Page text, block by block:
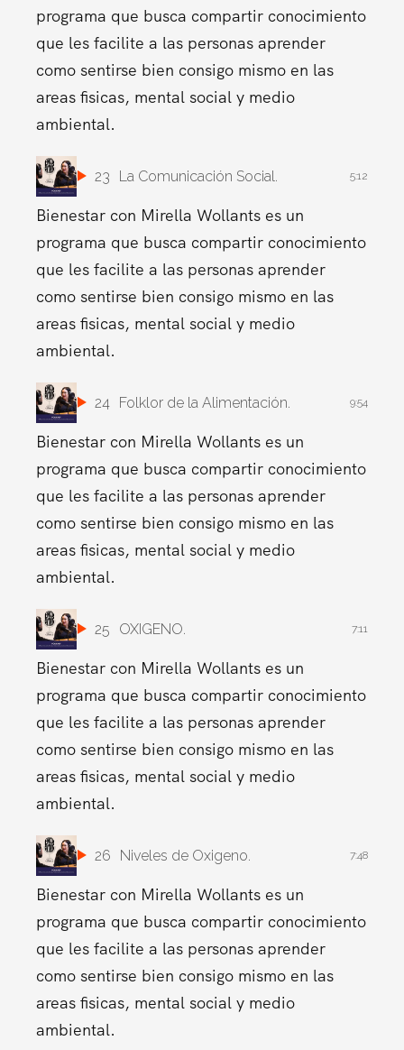
programa que busca compartir conocimiento
que les facilite a las personas aprender
como sentirse bien consigo mismo en las
areas fisicas, mental social y medio
ambiental.
23 La Comunicación Social. 5:12
Bienestar con Mirella Wollants es un
programa que busca compartir conocimiento
que les facilite a las personas aprender
como sentirse bien consigo mismo en las
areas fisicas, mental social y medio
ambiental.
24 Folklor de la Alimentación. 9:54
Bienestar con Mirella Wollants es un
programa que busca compartir conocimiento
que les facilite a las personas aprender
como sentirse bien consigo mismo en las
areas fisicas, mental social y medio
ambiental.
25 OXIGENO. 7:11
Bienestar con Mirella Wollants es un
programa que busca compartir conocimiento
que les facilite a las personas aprender
como sentirse bien consigo mismo en las
areas fisicas, mental social y medio
ambiental.
26 Niveles de Oxigeno. 7:48
Bienestar con Mirella Wollants es un
programa que busca compartir conocimiento
que les facilite a las personas aprender
como sentirse bien consigo mismo en las
areas fisicas, mental social y medio
ambiental.